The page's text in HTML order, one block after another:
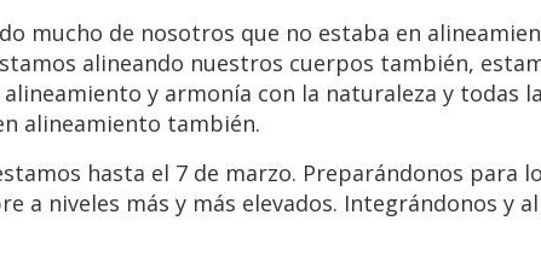
mucho de nosotros que no estaba en
alineando nuestros cuerpos también,
y armonía con la naturaleza y todas
alineamiento también.
hasta el 7 de marzo. Preparándonos para
a niveles más y más elevados. Integrándonos y